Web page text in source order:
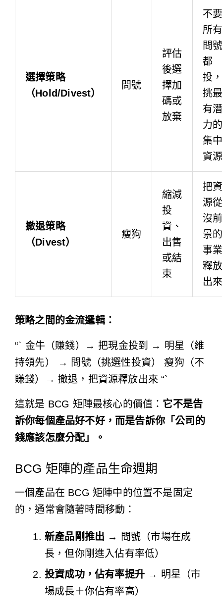
選擇策略
（Hold/Divest）
問號
評估
後選
擇加
碼或
放棄
不
所
問
都
投
挑
有
力
集
資
撤退策略
（Divest）
瘦狗
縮減
投
資、
出售
或結
束
把
源
沒
景
事
釋
出
策略之間的金流邏輯：
“` 金牛（賺錢）→ 把現金投到 → 明星（維
持領先） → 問號（挑選性投資） 瘦狗（不
賺錢）→ 撤退，把資源釋放出來 “`
這就是 BCG 矩陣最核心的價值： 它不是告
訴你每個產品好不好，而是告訴你「公司的
錢應該怎麼分配」。
BCG 矩陣的產品生命週期
一個產品在 BCG 矩陣中的位置不是固定
的，通常會隨著時間移動：
新產品剛推出 → 問號（市場在成
長，但你剛進入佔有率低）
投資成功，佔有率提升 → 明星（市
場成長＋你佔有率高）